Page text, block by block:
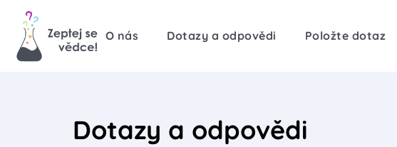
O nás Dotazy a odpovědi Položte dotaz
Dotazy a odpovědi